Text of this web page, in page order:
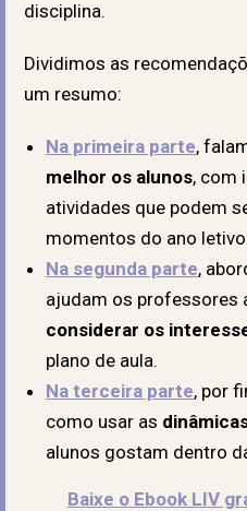
disciplina.
Dividimos as
um resumo:
Na primeira parte,
melhor os alunos, com
atividades que podem
momentos do ano letivo.
Na segunda parte,
ajudam os professores
considerar os
plano de aula.
Na terceira parte, por
como usar as
alunos gostam dentro
Baixe o Ebook LIV